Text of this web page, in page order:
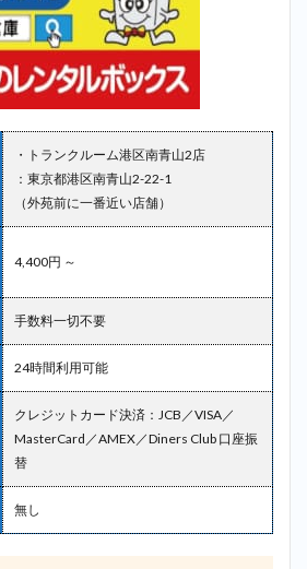
・トランクルーム港区南青山2店
：東京都港区南青山2-22-1
（外苑前に一番近い店舗）
4,400円 ～
手数料一切不要
24時間利用可能
クレジットカード決済：JCB／VISA／
MasterCard／AMEX／Diners Club 口座振
替
無し